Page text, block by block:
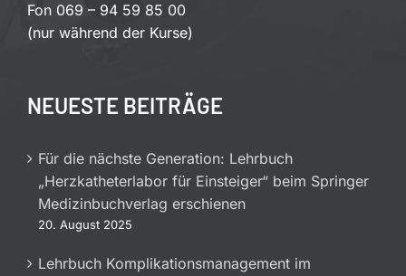
Fon 069 – 94 59 85 00
(nur während der Kurse)
NEUESTE BEITRÄGE
Für die nächste Generation: Lehrbuch
„Herzkatheterlabor für Einsteiger“ beim Springer
Medizinbuchverlag erschienen
20. August 2025
Lehrbuch Komplikationsmanagement im